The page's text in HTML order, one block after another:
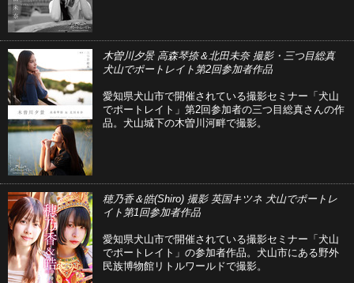
木曽川夕景 高森琴捺＆北田未奈 撮影・三つ目総真
犬山でポートレイト第2回参加者作品
愛知県犬山市で開催されている撮影セミナー「犬山
でポートレイト」第2回参加者の三つ目総真さんの作
品。犬山城下の木曽川河畔で撮影。
穂乃香＆皓(Shiro) 撮影 英国キツネ 犬山でポートレ
イト第1回参加者作品
愛知県犬山市で開催されている撮影セミナー「犬山
でポートレイト」の参加者作品。犬山市にある野外
民族博物館リトルワールドで撮影。